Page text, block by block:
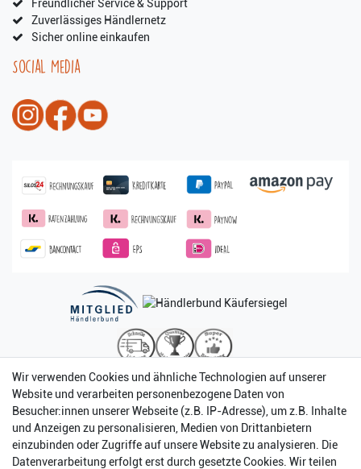
Freundlicher Service & Support
Zuverlässiges Händlernetz
Sicher online einkaufen
Social Media
Wir verwenden Cookies und ähnliche Technologien auf unserer
Website und verarbeiten personenbezogene Daten von
Besucher:innen unserer Webseite (z.B. IP-Adresse), um z.B. Inhalte
und Anzeigen zu personalisieren, Medien von Drittanbietern
einzubinden oder Zugriffe auf unsere Website zu analysieren. Die
Datenverarbeitung erfolgt erst durch gesetzte Cookies. Wir teilen